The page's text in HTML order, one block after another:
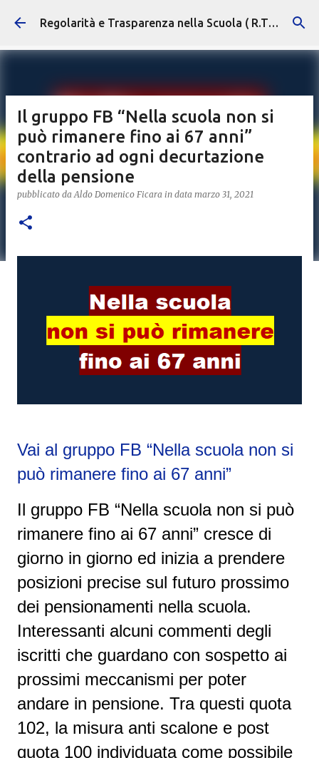
Passa ai contenuti principali Regolarità e Trasparenza nella Scuola ( R.T.S. )
Il gruppo FB “Nella scuola non si
può rimanere fino ai 67 anni”
contrario ad ogni decurtazione
della pensione
pubblicato daAldo Domenico Ficara in data marzo 31, 2021
Vai al gruppo FB “Nella scuola non si
può rimanere fino ai 67 anni”
Il gruppo FB “Nella scuola non si può
rimanere fino ai 67 anni” cresce di
giorno in giorno ed inizia a prendere
posizioni precise sul futuro prossimo
dei pensionamenti nella scuola.
Interessanti alcuni commenti degli
iscritti che guardano con sospetto ai
prossimi meccanismi per poter
andare in pensione. Tra questi quota
102, la misura anti scalone e post
quota 100 individuata come possibile